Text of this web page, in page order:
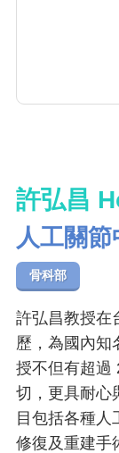
許弘昌
人工關
骨科部
許弘昌教授在
歷，為國內知
授不但有超過
切，更具耐心
目包括各種人
修復及重建手